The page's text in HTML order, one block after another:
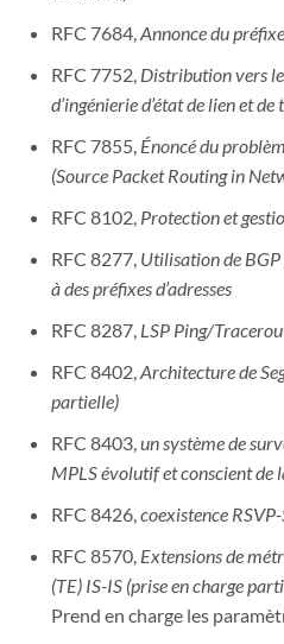
RFC 7684,Annonce du
RFC 7752, Distribution vers
d’ingénierie d’état de lien et
RFC 7855, Énoncé du
(Source Packet Routing in
RFC 8102, Protection et
RFC 8277, Utilisation de
à des préfixes d’adresses
RFC 8287, LSP Ping/
RFC 8402,Architecture de
partielle)
RFC 8403,un système de
MPLS évolutif et conscient de
RFC 8426,coexistence RSVP-
RFC 8570, Extensions de
(TE) IS-IS (prise en charge
Prend en charge les